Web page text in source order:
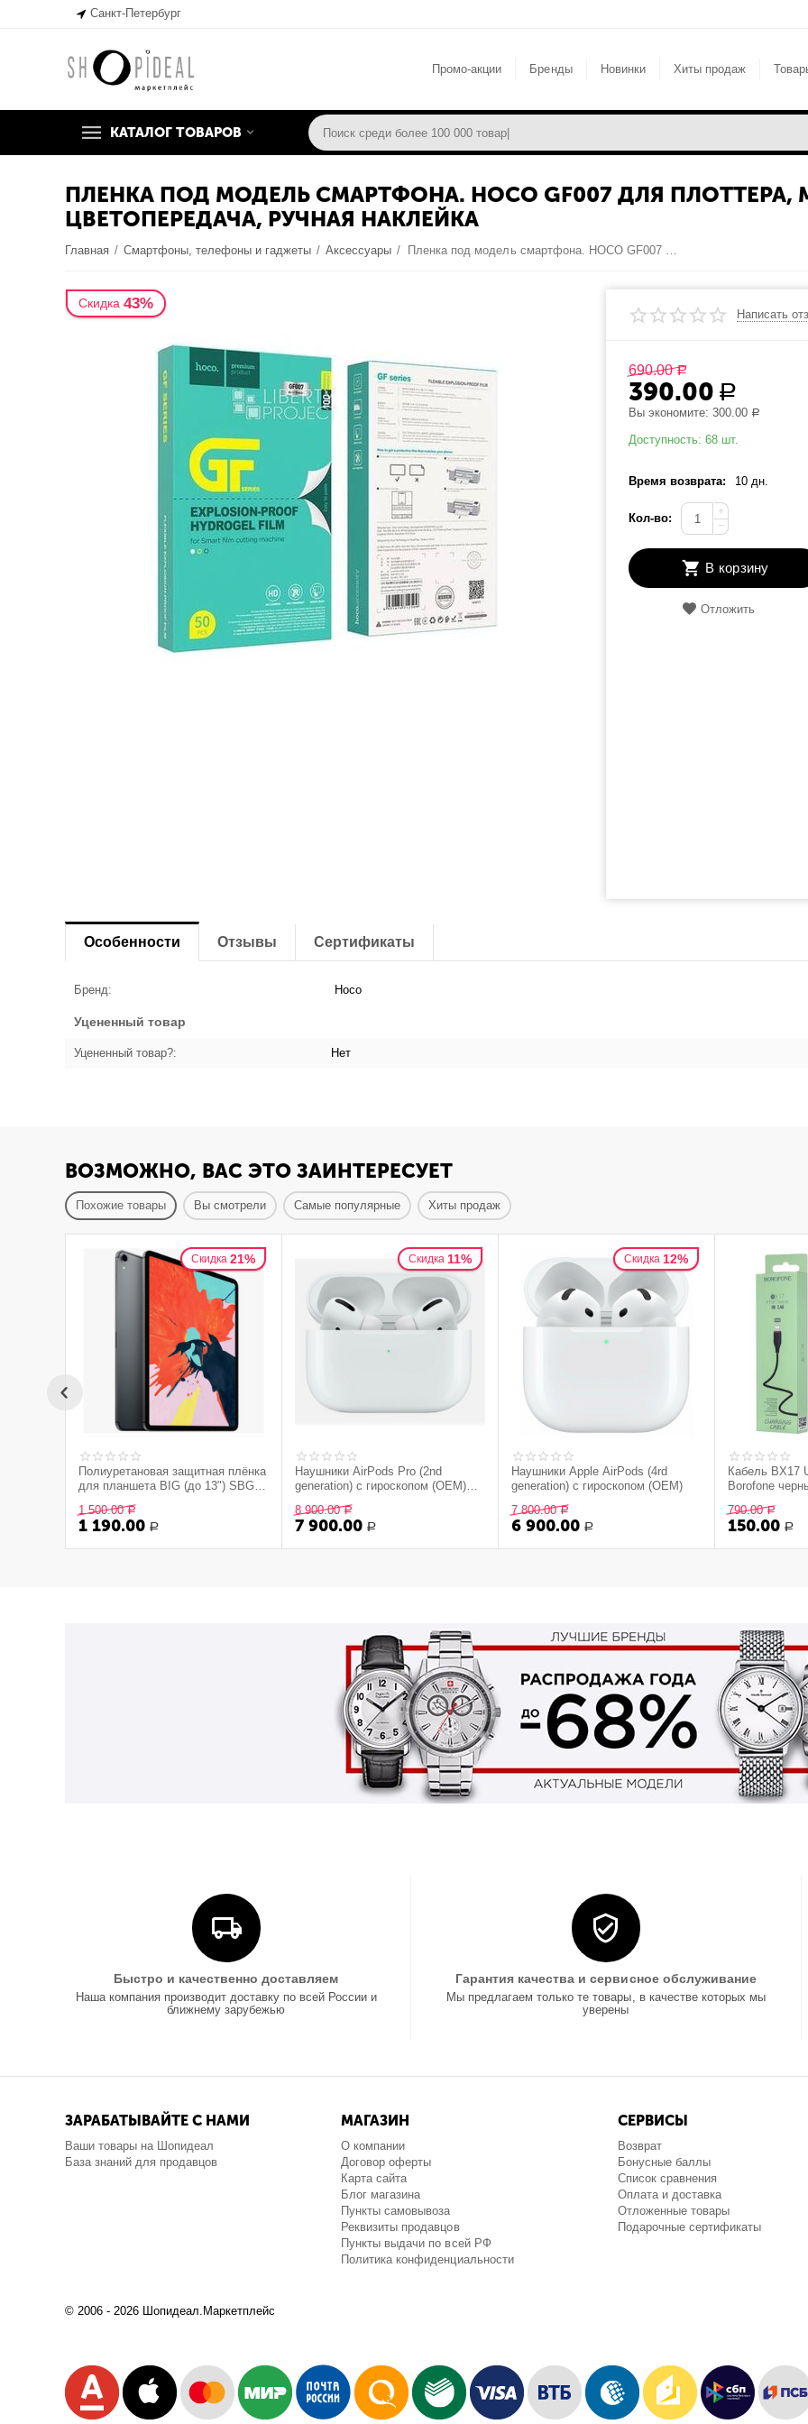
Санкт-Петербург
Промо-акции Бренды Новинки Хиты продаж
КАТАЛОГ ТОВАРОВ
ПЛЕНКА ПОД МОДЕЛЬ СМАРТФОНА. HOCO GF007 ДЛЯ
ЦВЕТОПЕРЕДАЧА, РУЧНАЯ НАКЛЕЙКА
Главная / Смартфоны, телефоны и гаджеты / Аксессуары / Пленка под модель смартфона. HOCO GF007 для плоттера, матовая, высокая цветопередача, ручная наклейка
Скидка 43%
Написать
690.00 Р
390.00 Р
Вы экономите:300.00 Р
Доступность: 68 шт.
Время возврата: 10 дн.
Кол-во:
+
−
В корзину
Отложить
Особенности Отзывы Сертификаты
Бренд: Hoco
Уцененный товар
Уцененный товар?: Нет
ВОЗМОЖНО, ВАС ЭТО ЗАИНТЕРЕСУЕТ
Похожие товары Вы смотрели Самые популярные Хиты продаж
Скидка 21%
Полиуретановая защитная плёнка
для планшета BIG (до 13") SBG
1 500.00 Р
1 190.00 Р
Скидка 11%
Наушники AirPods Pro (2nd
generation) с гироскопом (OEM)
8 900.00 Р
7 900.00 Р
Скидка 12%
Наушники Apple AirPods (4rd
generation) с гироскопом (OEM)
7 800.00 Р
6 900.00 Р
Кабель BX17
Borofone
790.00 Р
150.00 Р
Быстро и качественно доставляем
Наша компания производит доставку по всей России и
ближнему зарубежью
Гарантия качества и сервисное обслуживание
Мы предлагаем только те товары, в качестве которых мы
уверены
ЗАРАБАТЫВАЙТЕ С НАМИ
Ваши товары на Шопидеал
База знаний для продавцов
МАГАЗИН
О компании
Договор оферты
Карта сайта
Блог магазина
Пункты самовывоза
Реквизиты продавцов
Пункты выдачи по всей РФ
Политика конфиденциальности
СЕРВИСЫ
Возврат
Бонусные баллы
Список сравнения
Оплата и доставка
Отложенные товары
Подарочные сертификаты
© 2006 - 2026 Шопидеал.Маркетплейс